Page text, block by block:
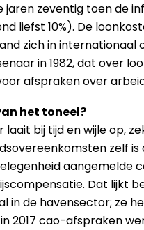
zeventig toen de
liefst 10%). De
zich in internationaal
in 1982, dat over
afspraken over
het toneel?
laait bij tijd en wijle
zelf
aangemelde
Dat lijkt
in de havensector; ze
2017 cao-afspraken